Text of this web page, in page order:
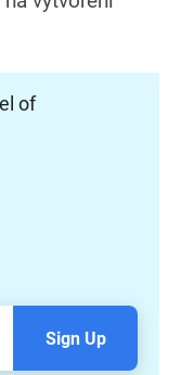
of
Sign Up